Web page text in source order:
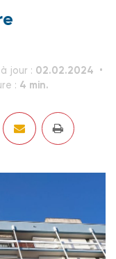
jour : 02.02.2024
: 4 min.